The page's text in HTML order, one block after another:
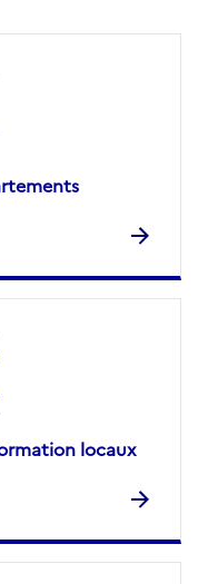
locaux